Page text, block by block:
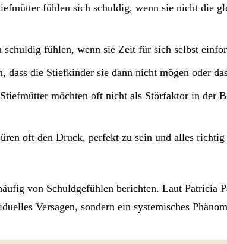
fühlen sich schuldig, wenn sie nicht die
schuldig fühlen, wenn sie Zeit für sich selbst
dass die Stiefkinder sie dann nicht mögen oder
möchten oft nicht als Störfaktor in der
oft den Druck, perfekt zu sein und alles
von Schuldgefühlen berichten. Laut Patricia
Versagen, sondern ein systemisches